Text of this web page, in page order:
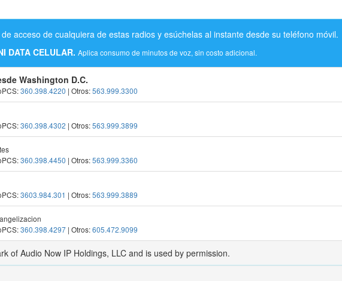
acceso de cualquiera de estas radios y esúchelas al instante desde su teléfono móvil.
DATA CELULAR. Aplica consumo de minutos de voz, sin costo adicional.
Washington D.C.
360.398.4220 | Otros:563.999.3300
360.398.4302 | Otros:563.999.3899
360.398.4450 | Otros:563.999.3360
3603.984.301 | Otros:563.999.3889
360.398.4297 | Otros:605.472.9099
of Audio Now IP Holdings, LLC and is used by permission.